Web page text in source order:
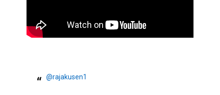
@rajakusen1